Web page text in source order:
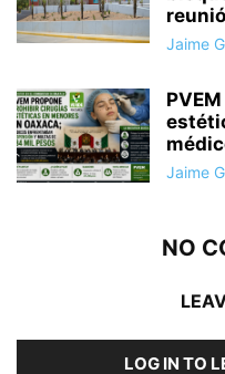
Jaime
Jaime
NO
LOG IN TO